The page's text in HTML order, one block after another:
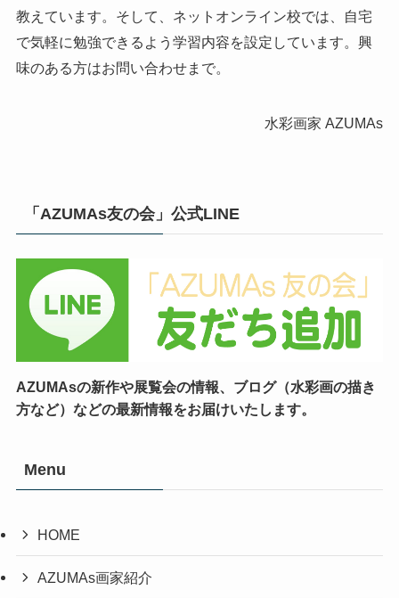
教えています。そして、ネットオンライン校では、自宅
で気軽に勉強できるよう学習内容を設定しています。興
味のある方はお問い合わせまで。
水彩画家 AZUMAs
「AZUMAs友の会」公式LINE
AZUMAsの新作や展覧会の情報、ブログ（水彩画の描き
方など）などの最新情報をお届けいたします。
Menu
HOME
AZUMAs画家紹介